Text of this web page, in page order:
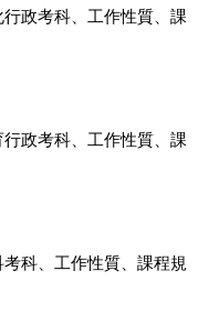
政考科、工作性質、課
政考科、工作性質、課
科、工作性質、課程規